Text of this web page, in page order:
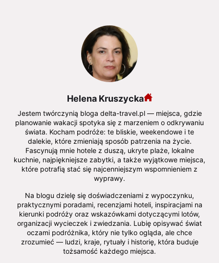
Helena Kruszycka
Jestem twórczynią bloga delta-travel.pl — miejsca, gdzie
planowanie wakacji spotyka się z marzeniem o odkrywaniu
świata. Kocham podróże: te bliskie, weekendowe i te
dalekie, które zmieniają sposób patrzenia na życie.
Fascynują mnie hotele z duszą, ukryte plaże, lokalne
kuchnie, najpiękniejsze zabytki, a także wyjątkowe miejsca,
które potrafią stać się najcenniejszym wspomnieniem z
wyprawy.
Na blogu dzielę się doświadczeniami z wypoczynku,
praktycznymi poradami, recenzjami hoteli, inspiracjami na
kierunki podróży oraz wskazówkami dotyczącymi lotów,
organizacji wycieczek i zwiedzania. Lubię opisywać świat
oczami podróżnika, który nie tylko ogląda, ale chce
zrozumieć — ludzi, kraje, rytuały i historię, która buduje
tożsamość każdego miejsca.